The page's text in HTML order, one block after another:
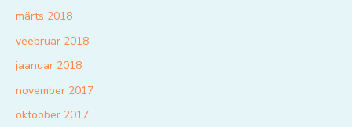
märts 2018
veebruar 2018
jaanuar 2018
november 2017
oktoober 2017